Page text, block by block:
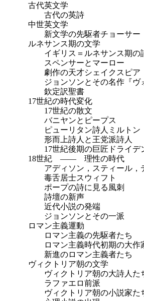
古代英文学
古代の英詩
中世英文学
新文学の先駆者チョーサー
ルネサンス期の文学
イギリス＝ルネサンス期の
スペンサーとマーロー
劇作の天才シェイクスピア
ジョンソンとその名作『ヴォ
欽定訳聖書
17世紀の時代変化
17世紀の散文
バニヤンとピープス
ピューリタン詩人ミルトン
形而上詩人と王党派詩人
17世紀後期の巨匠ドライデ
18世紀 ―― 理性の時代
アディソン，スティール，
毒舌居士スウィフト
ポープの詩に見る風刺
詩壇の新声
近代小説の発端
ジョンソンとその一派
ロマン主義運動
ロマン主義の先駆者たち
ロマン主義時代初期の大作
新進のロマン主義者たち
ヴィクトリア朝の文学
ヴィクトリア朝の大詩人た
ラファエロ前派
ヴィクトリア朝の小説家た